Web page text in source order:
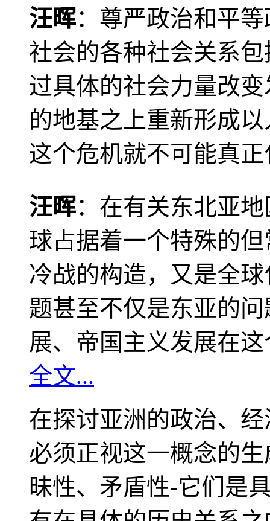
汪晖：尊严政治和平
社会的各种社会关系
过具体的社会力量改
的地基之上重新形成
这个危机就不可能真
汪晖：在有关东北亚
球占据着一个特殊的
冷战的构造，又是全
题甚至不仅是东亚的
展、帝国主义发展在
全文...
在探讨亚洲的政治、
必须正视这一概念的
昧性、矛盾性-它们是